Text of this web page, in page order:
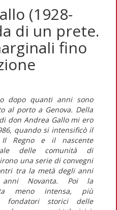
(1928-
di un prete.
fino
dopo quanti anni sono
al porto a Genova. Della
don Andrea Gallo mi ero
quando si intensificò il
Regno e il nascente
delle comunità di
una serie di convegni
tra la metà degli anni
Novanta. Poi la
meno intensa, più
fondatori storici delle